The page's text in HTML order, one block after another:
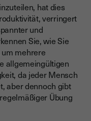
hat dies
verringert
und
Sie, wie Sie
mehrere
allgemeingültigen
da jeder Mensch
aber dennoch gibt
Übung